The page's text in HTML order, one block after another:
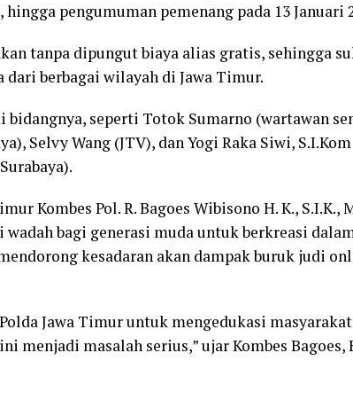
pengumuman pemenang pada 13 Januari
tanpa dipungut biaya alias gratis, sehingga
berbagai wilayah di Jawa Timur.
seperti Totok Sumarno (wartawan
Selvy Wang (JTV), dan Yogi Raka Siwi, S.I.Kom
Kombes Pol. R. Bagoes Wibisono H. K., S.I.K.,
bagi generasi muda untuk berkreasi
kesadaran akan dampak buruk judi
Jawa Timur untuk mengedukasi masyarakat
menjadi masalah serius,” ujar Kombes Bagoes,